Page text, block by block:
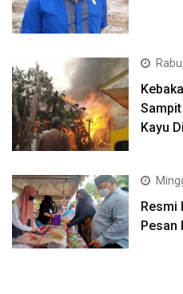
Kayu
Resmi
Pesan